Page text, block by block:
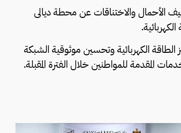
والاختناقات عن محطة ديالى
الكهربائية وتحسين موثوقية الشبكة
المقدمة للمواطنين خلال الفترة المقبلة.